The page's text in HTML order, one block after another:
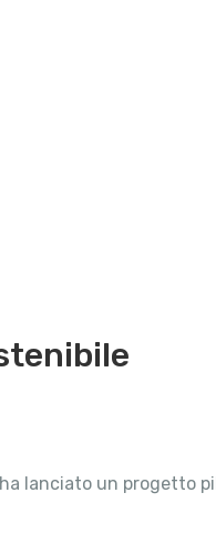
lanciato un progetto